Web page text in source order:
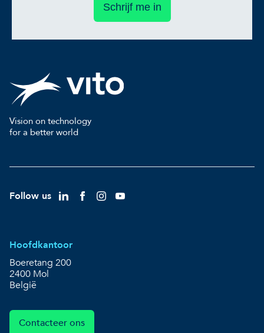
Schrijf me in
Vision on technology
for a better world
Follow us
Hoofdkantoor
Boeretang 200
2400 Mol
België
Contacteer ons